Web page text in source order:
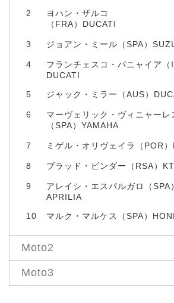
2
ヨハン・ザルコ
（FRA）DUCATI
3 ジョアン・ミール（SPA）
4
フランチェスコ・バニャイア（
DUCATI
5 ジャック・ミラー（AUS）
6
マーヴェリック・ヴィニャーレ
（SPA）YAMAHA
7 ミゲル・オリヴェイラ（POR
8 ブラッド・ビンダー（RSA）
9
アレイシ・エスパルガロ（SPA）
APRILIA
10 マルク・マルケス（SPA）
Moto2
Moto3